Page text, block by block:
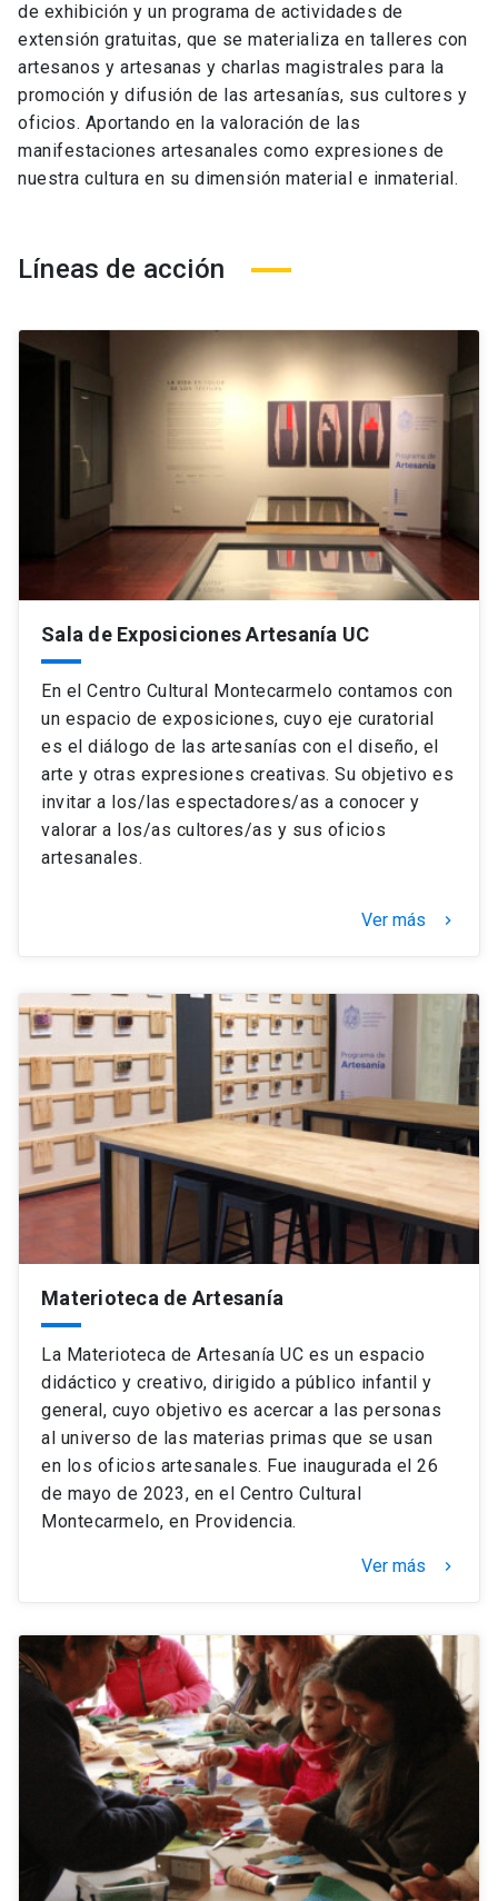
de exhibición y un programa de actividades de
extensión gratuitas, que se materializa en talleres con
artesanos y artesanas y charlas magistrales para la
promoción y difusión de las artesanías, sus cultores y
oficios. Aportando en la valoración de las
manifestaciones artesanales como expresiones de
nuestra cultura en su dimensión material e inmaterial.
Líneas de acción
Sala de Exposiciones Artesanía UC
En el Centro Cultural Montecarmelo contamos con
un espacio de exposiciones, cuyo eje curatorial
es el diálogo de las artesanías con el diseño, el
arte y otras expresiones creativas. Su objetivo es
invitar a los/las espectadores/as a conocer y
valorar a los/as cultores/as y sus oficios
artesanales.
Ver más keyboard_arrow_right
Materioteca de Artesanía
La Materioteca de Artesanía UC es un espacio
didáctico y creativo, dirigido a público infantil y
general, cuyo objetivo es acercar a las personas
al universo de las materias primas que se usan
en los oficios artesanales. Fue inaugurada el 26
de mayo de 2023, en el Centro Cultural
Montecarmelo, en Providencia.
Ver más keyboard_arrow_right